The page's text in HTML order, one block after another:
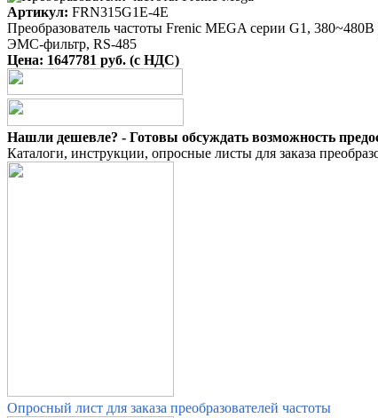
Артикул: FRN315G1E-4E
Преобразователь частоты Frenic MEGA серии G1,
ЭМС-фильтр, RS-485
Цена: 1647781 руб. (с НДС)
Нашли дешевле? - Готовы обсуждать возможность
Каталоги, инструкции, опросные листы для заказа
Опросный лист для заказа преобразователей частоты